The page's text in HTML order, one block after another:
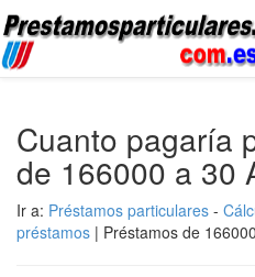
Cuanto pagaría
de 166000 a 30
Ir a: Préstamos particulares -
préstamos | Préstamos de 166000